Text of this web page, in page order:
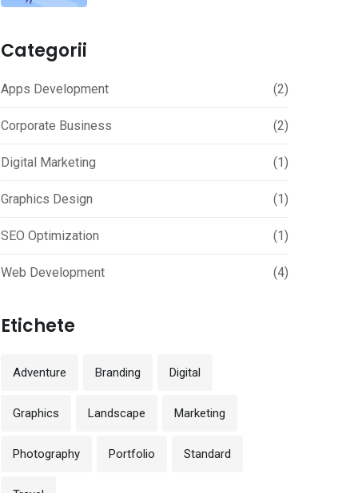
Categorii
Apps Development (2)
Corporate Business (2)
Digital Marketing (1)
Graphics Design (1)
SEO Optimization (1)
Web Development (4)
Etichete
Adventure Branding Digital
Graphics Landscape Marketing
Photography Portfolio Standard